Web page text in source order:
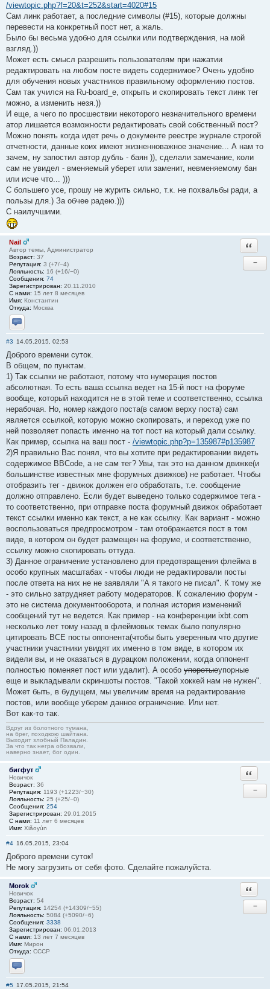
/viewtopic.php?f=20&t=252&start=4020#15
Сам линк работает, а последние символы (#15), которые должны
перевести на конкретный пост нет, а жаль.
Было бы весьма удобно для ссылки или подтверждения, на мой
взгляд.))
Может есть смысл разрешить пользователям при нажатии
редактировать на любом посте видеть содержимое? Очень удобно
для обучения новых участников правильному оформлению постов.
Сам так учился на Ru-board_е, открыть и скопировать текст линк тег
можно, а изменить незя.))
И еще, а чего по просшествии некоторого незначительного времени
атор лишается возможности редактировать свой собственный пост?
Можно понять когда идет речь о документе реестре журнале строгой
отчетности, данные коих имеют жизненноважное значение... А нам то
зачем, ну запостил автор дубль - баян )), сделали замечание, коли
сам не увидел - вменяемый уберет или заменит, невменяемому бан
или исче что... )))
С большего усе, прошу не журить сильно, т.к. не похвальбы ради, а
пользы для.) За обчее радею.)))
С наилучшими.
Nail
Автор темы, Администратор
Возраст: 37
Репутация: 3 (+7/−4)
Лояльность: 16 (+16/−0)
Сообщения: 74
Зарегистрирован: 20.11.2010
С нами: 15 лет 8 месяцев
Имя: Константин
Откуда: Москва
Отправить личное сообщение
−
#3 14.05.2015, 02:53
Доброго времени суток.
В общем, по пунктам.
1) Так ссылки не работают, потому что нумерация постов
абсолютная. То есть ваша ссылка ведет на 15-й пост на форуме
вообще, который находится не в этой теме и соответственно, ссылка
нерабочая. Но, номер каждого поста(в самом верху поста) сам
является ссылкой, которую можно скопировать, и переход уже по
ней позволяет попасть именно на тот пост на который дали ссылку.
Как пример, ссылка на ваш пост - /viewtopic.php?p=135987#p135987
2)Я правильно Вас понял, что вы хотите при редактировании видеть
содержимое BBCode, а не сам тег? Увы, так это на данном движке(и
большинстве известных мне форумных движков) не работает. Чтобы
отобразить тег - движок должен его обработать, т.е. сообщение
должно отправлено. Если будет выведено только содержимое тега -
то соответственно, при отправке поста форумный движок обработает
текст ссылки именно как текст, а не как ссылку. Как вариант - можно
воспользоваться предпросмотром - там отображается пост в том
виде, в котором он будет размещен на форуме, и соответственно,
ссылку можно скопировать оттуда.
3) Данное ограничение установлено для предотвращения флейма в
особо крупных масштабах - чтобы люди не редактировали посты
после ответа на них не не заявляли "А я такого не писал". К тому же
- это сильно затрудняет работу модераторов. К сожалению форум -
это не система документооборота, и полная история изменений
сообщений тут не ведется. Как пример - на конференции ixbt.com
несколько лет тому назад в флеймовых темах было популярно
цитировать ВСЕ посты оппонента(чтобы быть уверенным что другие
участники участники увидят их именно в том виде, в котором их
видели вы, и не оказаться в дурацком положении, когда оппонент
полностью поменяет пост или удалит). А особо упоротыеупорные
еще и выкладывали скриншоты постов. "Такой хоккей нам не нужен".
Может быть, в будущем, мы увеличим время на редактирование
постов, или вообще уберем данное ограничение. Или нет.
Вот как-то так.
Вдруг из болотного тумана,
на брег, походкою шайтана.
Выходит злобный Паладин.
За что так негра обозвали,
наверно знает, бог один.
бигфут
Новичок
Возраст: 36
Репутация: 1193 (+1223/−30)
Лояльность: 25 (+25/−0)
Сообщения: 254
Зарегистрирован: 29.01.2015
С нами: 11 лет 6 месяцев
Имя: Xiǎoyún
−
#4 16.05.2015, 23:04
Доброго времени суток!
Не могу загрузить от себя фото. Сделайте пожалуйста.
Morok
Новичок
Возраст: 54
Репутация: 14254 (+14309/−55)
Лояльность: 5084 (+5090/−6)
Сообщения: 3338
Зарегистрирован: 06.01.2013
С нами: 13 лет 7 месяцев
Имя: Мирон
Откуда: СССР
Отправить личное сообщение
−
#5 17.05.2015, 21:54